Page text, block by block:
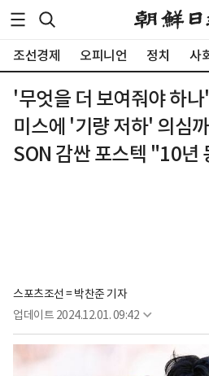
조선경제 오피니언 정치 사
'무엇을 더 보여줘야 하
미스에 '기량 저하' 의심
SON 감싼 포스텍 "10년
스포츠조선 = 박찬준 기자
업데이트 2024.12.01. 09:42